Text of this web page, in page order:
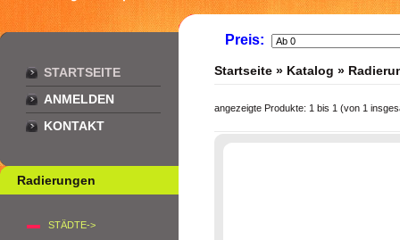
STARTSEITE
ANMELDEN
KONTAKT
Radierungen
STÄDTE->
Preis:
Startseite » Katalog »
angezeigte Produkte: 1 bis 1 (von 1